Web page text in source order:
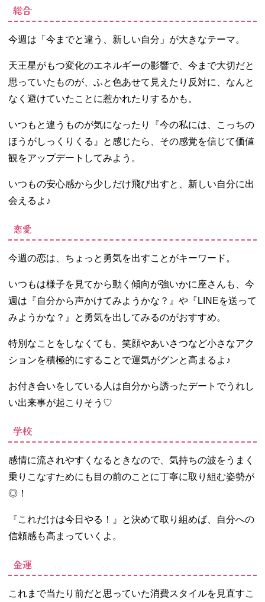
総合
今週は「今までと違う、新しい自分」が大きなテーマ。
天王星がもつ変化のエネルギーの影響で、今まで大切だと
思っていたものが、ふと色あせて見えたり反対に、なんと
なく避けていたことに惹かれたりするかも。
いつもと違うものが気になったり『今の私には、こっちの
ほうがしっくりくる』と感じたら、その感覚を信じて価値
観をアップデートしてみよう。
いつもの安心感から少しだけ飛び出すと、新しい自分に出
会えるよ♪
恋愛
今週の恋は、ちょっと勇気を出すことがキーワード。
いつもは様子を見てから動く傾向が強いかに座さんも、今
週は『自分から声かけてみようかな？』や『LINEを送って
みようかな？』と勇気を出してみるのがおすすめ。
特別なことをしなくても、笑顔やあいさつなど小さなアク
ションを積極的にすることで運気がグンと高まるよ♪
お付き合いをしている人は自分から誘ったデートでうれし
い出来事が起こりそう♡
学校
感情に流されやすくなるときなので、気持ちの波をうまく
乗りこなすためにも目の前のことに丁寧に取り組む姿勢が
◎！
『これだけは今日やる！』と決めて取り組めば、自分への
信頼感も高まっていくよ。
金運
これまで当たり前だと思っていた消費スタイルを見直すこ